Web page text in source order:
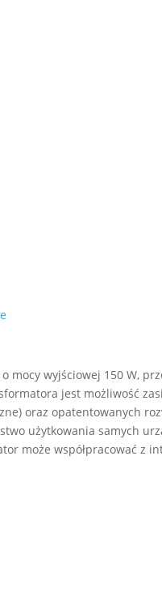
mocy wyjściowej 150 W,
jest możliwość
oraz opatentowanych
użytkowania samych
może współpracować z